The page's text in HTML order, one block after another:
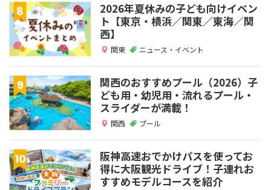
2026年夏休みの子ども向けイベン
ト【東京・横浜／関東／東海／関
西】
関東 ニュース・イベント
関西のおすすめプール（2026）子
ども用・幼児用・流れるプール・
スライダーが満載！
関西 プール
阪神高速おでかけパスを使ってお
得に大阪観光ドライブ！子連れお
すすめモデルコースを紹介